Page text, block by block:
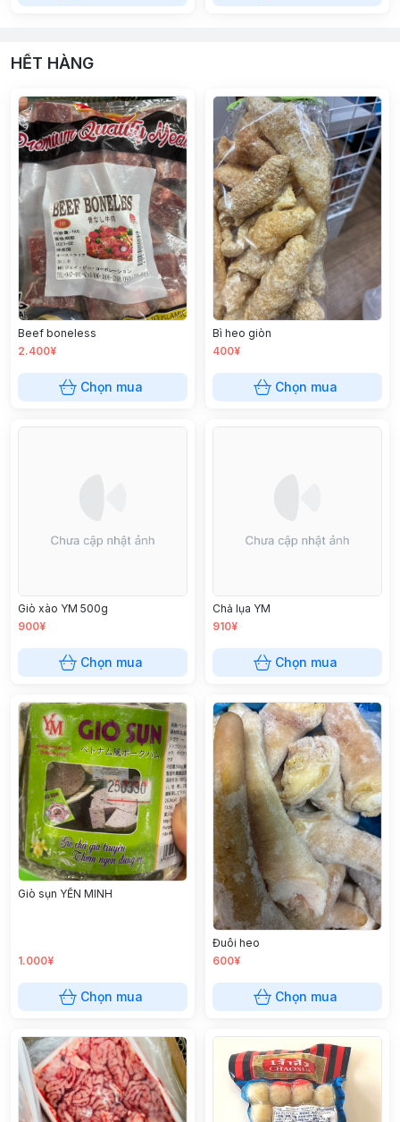
HẾT HÀNG
Beef boneless
2.400¥
Chọn mua
Bì heo giòn
400¥
Chọn mua
Giò xào YM 500g
900¥
Chọn mua
Chả lụa YM
910¥
Chọn mua
Giò sụn YẾN MINH
1.000¥
Chọn mua
Đuôi heo
600¥
Chọn mua